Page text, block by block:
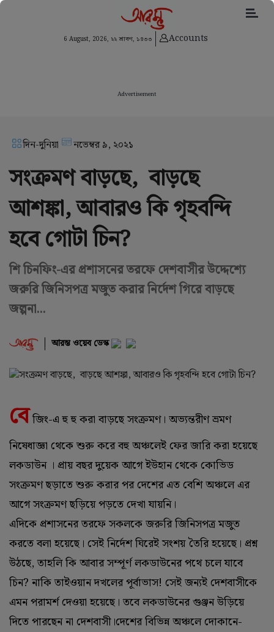
6 August, 2026, ২২ শ্রাবণ, ১৪৩৩ Accounts
Advertisement
দিন-দুনিয়া নভেম্বর ৯, ২০২১
সংক্রমণ বাড়ছে, বাড়ছে
আশঙ্কা, আবারও কি গৃহবন্দি
হবে গোটা চিন?
শি চিনফিং-এর প্রশাসনের তরফে দেশবাসীর উদ্দেশ্যে
জরুরি জিনিসপত্র মজুত করার নির্দেশ গিরে বাড়ছে
জল্পনা...
আরম্ভ ওয়েব ডেস্ক
বে জিং-এ হু হু করা বাড়ছে সংক্রমণ। অভ্যন্তরীণ ভ্রমণ
নিষেধাজ্ঞা থেকে শুরু করে বহু অঞ্চলেই ফের জারি করা হয়েছে
লকডাউন । প্রায় বছর দুয়েক আগে ইউহান থেকে কোভিড
সংক্রমণ ছড়াতে শুরু করার পর দেশের এত বেশি অঞ্চলে এর
আগে সংক্রমণ ছড়িয়ে পড়তে দেখা যায়নি।
এদিকে প্রশাসনের তরফে সকলকে জরুরি জিনিসপত্র মজুত
করতে বলা হয়েছে। সেই নির্দেশ ঘিরেই সংশয় তৈরি হয়েছে। প্রশ্ন
উঠছে, তাহলি কি আবার সম্পূর্ণ লকডাউনের পথে চলে যাবে
চিন? নাকি তাইওয়ান দখলের পূর্বাভাস! সেই জন্যই দেশবাসীকে
এমন পরামর্শ দেওয়া হয়েছে। তবে লকডাউনের গুঞ্জন উড়িয়ে
দিতে পারছেন না দেশবাসী।দেশের বিভিন্ন অঞ্চলে দোকানে-